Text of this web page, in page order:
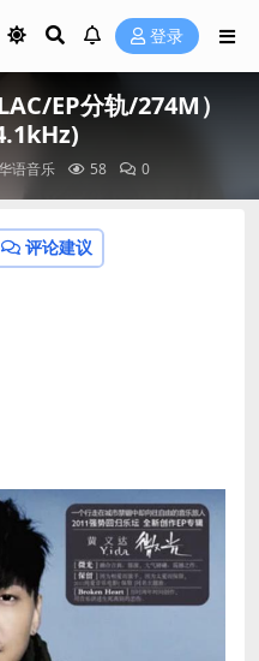
登录
EP分轨/274M）
语音乐 58 0
评论建议